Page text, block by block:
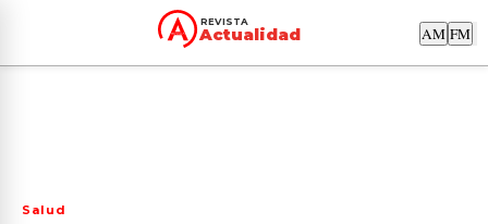
REVISTA
Actualidad AM FM
NACIONAL EN
Salud